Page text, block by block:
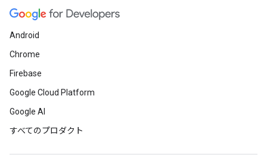
Android
Chrome
Firebase
Google Cloud Platform
Google AI
すべてのプロダクト